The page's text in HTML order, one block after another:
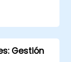
una
en la
de
Gestión